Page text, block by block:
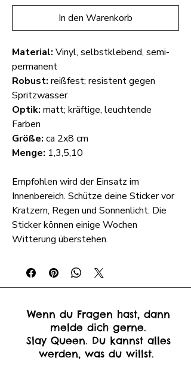
In den Warenkorb
Material: Vinyl, selbstklebend, semi-
permanent
Robust: reißfest; resistent gegen
Spritzwasser
Optik: matt; kräftige, leuchtende
Farben
Größe: ca 2x8 cm
Menge: 1,3,5,10
Empfohlen wird der Einsatz im
Innenbereich. Schütze deine Sticker vor
Kratzern, Regen und Sonnenlicht. Die
Sticker können einige Wochen
Witterung überstehen.
Wenn du Fragen hast, dann
melde dich gerne.
Slay Queen. Du kannst alles
werden, was du willst.